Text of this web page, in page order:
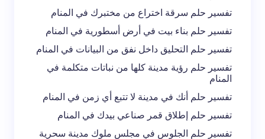
تفسير حلم سرقة اختراع من مختبرك في المنام
تفسير حلم بناء بيت في أرض أسطورية في المنام
تفسير حلم التحليق داخل نفق من البيانات في المنام
تفسير حلم رؤية مدينة كلها من نباتات متكلمة في
المنام
تفسير حلم أنك في مدينة لا تتبع أي زمن في المنام
تفسير حلم إطلاق قمر صناعي بيدك في المنام
تفسير حلم الجلوس في مجلس ملوك مدينة سحرية